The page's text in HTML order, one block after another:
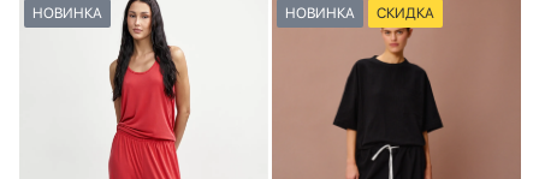
НОВИНКА НОВИНКА СКИДКА